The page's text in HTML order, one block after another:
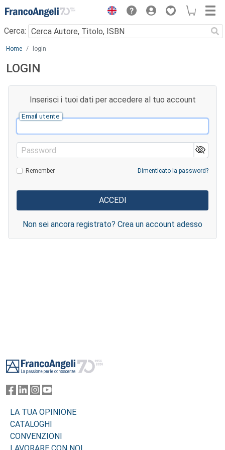
Menu
Cerca:
Main content
Home login
LOGIN
Inserisci i tuoi dati per accedere al tuo account
Email utente
Password
Remember Dimenticato la password?
Non sei ancora registrato? Crea un account adesso
LA TUA OPINIONE
CATALOGHI
CONVENZIONI